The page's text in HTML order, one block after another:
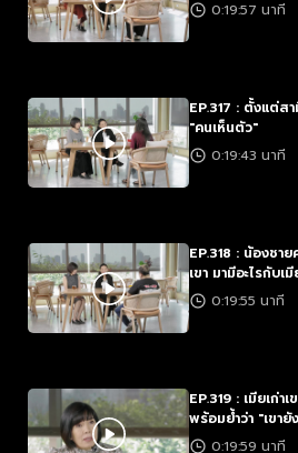
0:19:57 นาที
EP.317 : ตั้งแต่ส
"คนเห็นตัว"
0:19:43 นาที
EP.318 : น้องชา
เขา มามีอะไรกับเมี
0:19:55 นาที
EP.319 : เมียเก่า
พร้อมย้ำว่า "เขายั
0:19:59 นาที